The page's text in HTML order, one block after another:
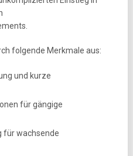
folgende Merkmale aus:
und kurze
für gängige
für wachsende